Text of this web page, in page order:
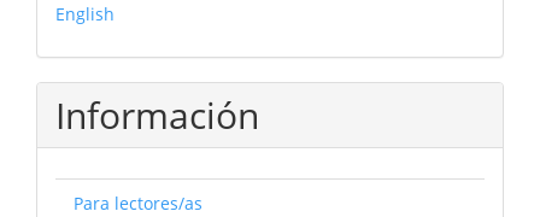
English
Información
Para lectores/as